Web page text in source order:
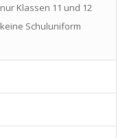
nur Klassen 11 und 12
keine Schuluniform